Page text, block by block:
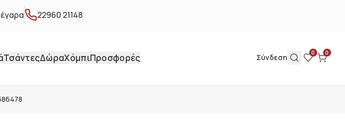
22960 21148
ΤσάντεςΔώραΧόμπιΠροσφορές Σύνδεση
0 0